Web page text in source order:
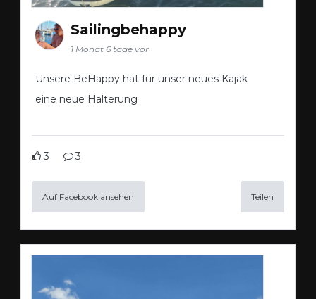
Sailingbehappy
1 Monat 6 tage vor
Unsere BeHappy hat für unser neues Kajak
eine neue Halterung
3 3
Auf Facebook ansehen Teilen